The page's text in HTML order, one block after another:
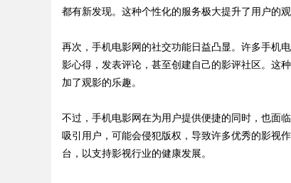
都有新发现。这种个性化的服务极大提升了用户的观
再次，手机电影网的社交功能日益凸显。许多手机
影心得，发表评论，甚至创建自己的影评社区。这
加了观影的乐趣。
不过，手机电影网在为用户提供便捷的同时，也面
吸引用户，可能会侵犯版权，导致许多优秀的影视
台，以支持影视行业的健康发展。